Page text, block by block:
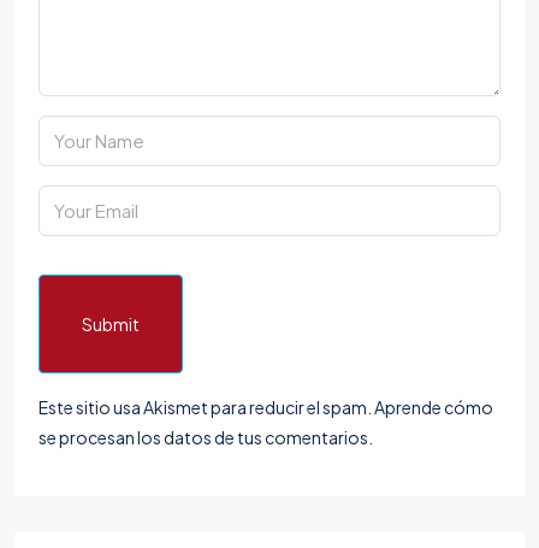
Submit
Este sitio usa Akismet para reducir el spam. Aprende cómo
se procesan los datos de tus comentarios.